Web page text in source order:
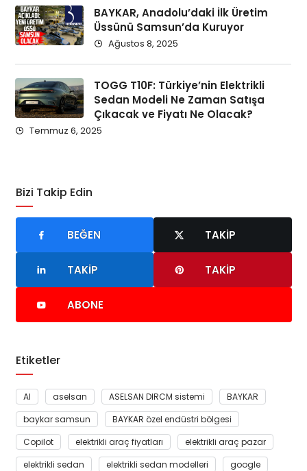
BAYKAR, Anadolu’daki İlk Üretim
Üssünü Samsun’da Kuruyor
Ağustos 8, 2025
TOGG T10F: Türkiye’nin Elektrikli
Sedan Modeli Ne Zaman Satışa
Çıkacak ve Fiyatı Ne Olacak?
Temmuz 6, 2025
Bizi Takip Edin
BEĞEN TAKIP
TAKIP TAKIP
ABONE
Etiketler
AI aselsan ASELSAN DIRCM sistemi
BAYKAR
baykar samsun
BAYKAR özel endüstri bölgesi
Copilot
elektrikli araç fiyatları
elektrikli araç pazar
elektrikli sedan
elektrikli sedan modelleri
google